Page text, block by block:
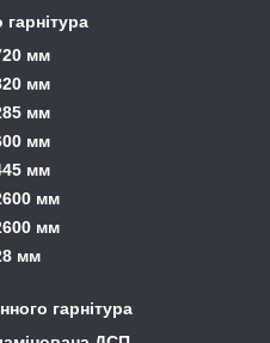
мм
мм
мм
мм
мм
мм
мм
мм
гарнітура